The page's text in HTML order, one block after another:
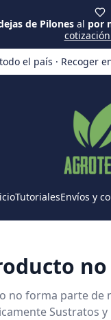
de Pilones al por
el país · Recoger
TutorialesEnvíos y
no forma parte de
Sustratos y